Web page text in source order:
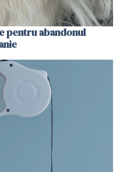
pentru abandonul